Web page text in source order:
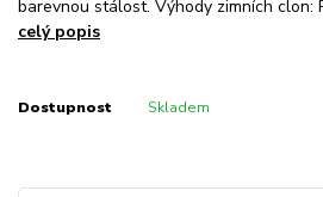
barevnou stálost. Výhody zimních clon:
celý popis
Dostupnost Skladem